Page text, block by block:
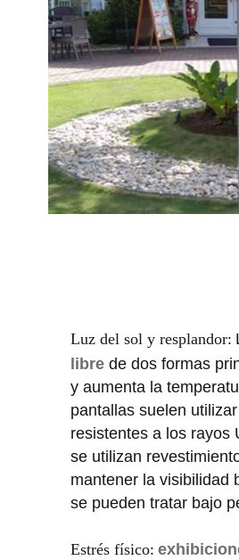
Luz del sol y resplandor:
librede dos formas
y aumenta la
pantallas suelen
resistentes a los rayos
se utilizan
mantener la visibilidad
se pueden tratar bajo
Estrés físico: